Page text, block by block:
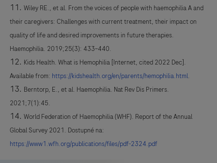
Wiley RE., et al. From the voices of people with haemophilia A and
their caregivers: Challenges with current treatment, their impact on
quality of life and desired improvements in future therapies.
Haemophilia. 2019;25(3): 433–440.
Kids Health. What is Hemophilia [Internet, cited 2022 Dec].
Available from: https://kidshealth.org/en/parents/hemophilia.html.
Berntorp, E., et al. Haemophilia. Nat Rev Dis Primers.
2021;7(1):45.
World Federation of Haemophilia (WHF). Report of the Annual
Global Survey 2021. Dostupné na:
https://www1.wfh.org/publications/files/pdf-2324.pdf